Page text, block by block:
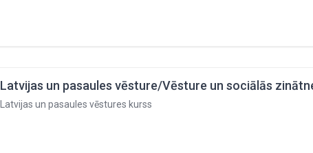
Latvijas un pasaules vēsture/Vēsture un sociālās
Latvijas un pasaules vēstures kurss